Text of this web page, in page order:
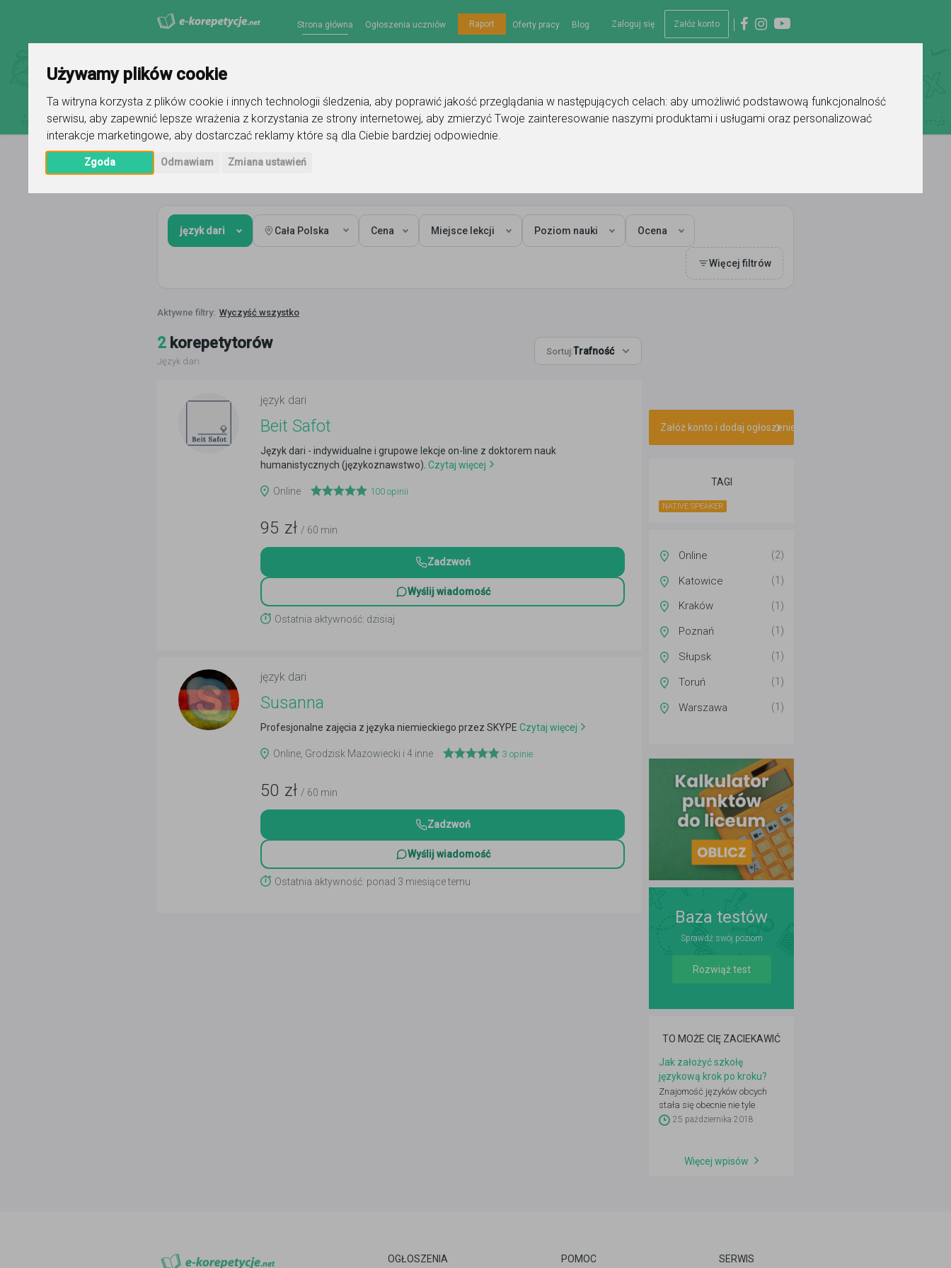
Używamy plików cookie
Ta witryna korzysta z plików cookie i innych technologii śledzenia, aby poprawić jakość przeglądania w następujących celach: aby umożliwić podstawową funkcjonalność
serwisu, aby zapewnić lepsze wrażenia z korzystania ze strony internetowej, aby zmierzyć Twoje zainteresowanie naszymi produktami i usługami oraz personalizować
interakcje marketingowe, aby dostarczać reklamy które są dla Ciebie bardziej odpowiednie.
Zgoda Odmawiam Zmiana ustawień
Zaloguj się Załóż konto
Strona główna Ogłoszenia uczniów Raport Oferty pracy Blog
język dari Cała Polska Cena
Więcej filtrów
Miejsce lekcji Poziom nauki Ocena
Wyczyść wszystko
2 korepetytorów
Język dari
Sortuj:Trafność
język dari
Beit Safot
Język dari - indywidualne i grupowe lekcje on-line z doktorem nauk
humanistycznych (językoznawstwo). Czytaj więcej
Online 100 opinii
95 zł / 60 min
Zadzwoń
Wyślij wiadomość
Ostatnia aktywność: dzisiaj
język dari
Susanna
Profesjonalne zajęcia z języka niemieckiego przez SKYPE Czytaj więcej
Online, Grodzisk Mazowiecki i 4 inne 3 opinie
50 zł / 60 min
Zadzwoń
Wyślij wiadomość
Ostatnia aktywność: ponad 3 miesiące temu
Załóż konto i dodaj ogłoszenie
TAGI
NATIVE SPEAKER
Online (2)
Katowice (1)
Kraków (1)
Poznań (1)
Słupsk (1)
Toruń (1)
Warszawa (1)
Baza testów
Sprawdź swój poziom
Rozwiąż test
TO MOŻE CIĘ ZACIEKAWIĆ
Jak założyć szkołę
językową krok po kroku?
Znajomość języków obcych
stała się obecnie nie tyle
dodatkową kwalifikacją, która
obowiązkiem. To oczywiście nie
rynek nauki języków obcych jest
25 października 2018
Więcej wpisów
OGŁOSZENIA POMOC SERWIS